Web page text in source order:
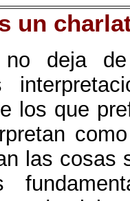
un
no deja
los que
las cosas